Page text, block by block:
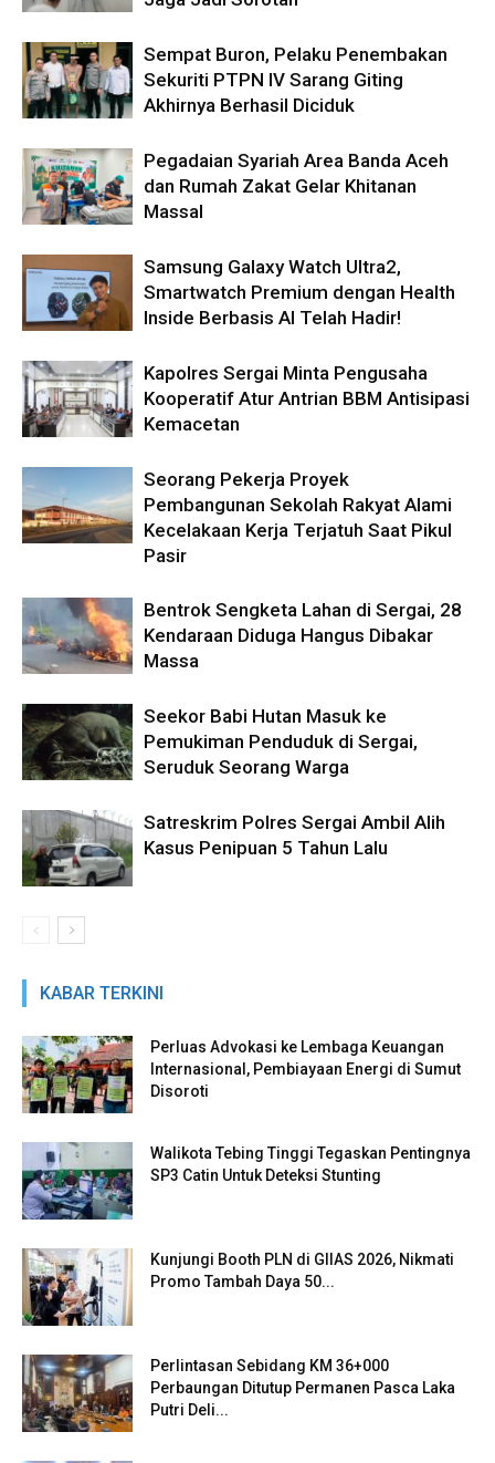
Sempat Buron, Pelaku Penembakan
Sekuriti PTPN IV Sarang Giting
Akhirnya Berhasil Diciduk
Pegadaian Syariah Area Banda Aceh
dan Rumah Zakat Gelar Khitanan
Massal
Samsung Galaxy Watch Ultra2,
Smartwatch Premium dengan Health
Inside Berbasis AI Telah Hadir!
Kapolres Sergai Minta Pengusaha
Kooperatif Atur Antrian BBM Antisipasi
Kemacetan
Seorang Pekerja Proyek
Pembangunan Sekolah Rakyat Alami
Kecelakaan Kerja Terjatuh Saat Pikul
Pasir
Bentrok Sengketa Lahan di Sergai, 28
Kendaraan Diduga Hangus Dibakar
Massa
Seekor Babi Hutan Masuk ke
Pemukiman Penduduk di Sergai,
Seruduk Seorang Warga
Satreskrim Polres Sergai Ambil Alih
Kasus Penipuan 5 Tahun Lalu
KABAR TERKINI
Perluas Advokasi ke Lembaga Keuangan
Internasional, Pembiayaan Energi di Sumut
Disoroti
Walikota Tebing Tinggi Tegaskan Pentingnya
SP3 Catin Untuk Deteksi Stunting
Kunjungi Booth PLN di GIIAS 2026, Nikmati
Promo Tambah Daya 50...
Perlintasan Sebidang KM 36+000
Perbaungan Ditutup Permanen Pasca Laka
Putri Deli...